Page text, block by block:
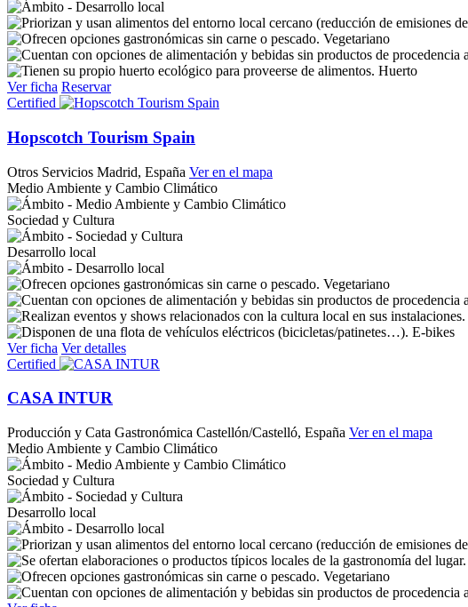
Vegetariano
Huerto
Ver ficha Reservar
Certified
Hopscotch Tourism Spain
Otros Servicios Madrid, España Ver en el mapa
Medio Ambiente y Cambio Climático
Sociedad y Cultura
Desarrollo local
Vegetariano
E-bikes
Ver ficha Ver detalles
Certified
CASA INTUR
Producción y Cata Gastronómica Castellón/Castelló, España Ver en el mapa
Medio Ambiente y Cambio Climático
Sociedad y Cultura
Desarrollo local
Vegetariano